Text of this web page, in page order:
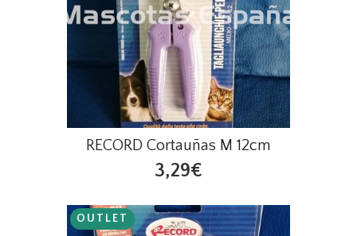
RECORD Cortauñas M 12cm
3,29€
OUTLET